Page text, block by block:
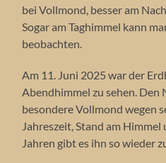
bei Vollmond, besser am
Sogar am Taghimmel kann
beobachten.
Am 11. Juni 2025 war der
Abendhimmel zu sehen. Den
besondere Vollmond wegen
Jahreszeit, Stand am
Jahren gibt es ihn so wieder